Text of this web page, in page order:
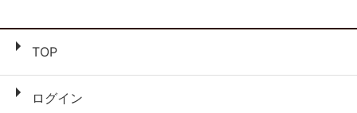
TOP
ログイン